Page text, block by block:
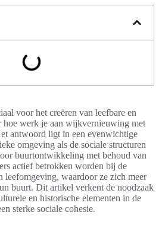
voor het creëren van leefbare en
hoe werk je aan wijkvernieuwing met
antwoord ligt in een evenwichtige
omgeving als de sociale structuren
buurtontwikkeling met behoud van
actief betrokken worden bij de
waardoor ze zich meer
buurt. Dit artikel verkent de noodzaak
en historische elementen in de
sterke sociale cohesie.